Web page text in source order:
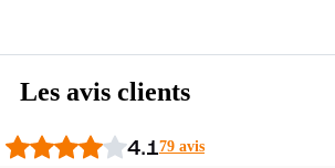
Les avis clients
4.179 avis